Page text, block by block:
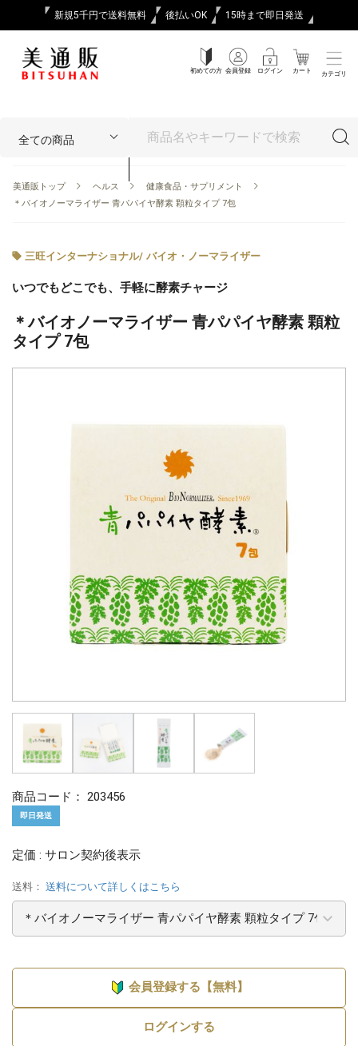
新規5千円で送料無料 後払いOK 15時まで即日発送
初めての方 会員登録 ログイン カート カテゴリ
美通販トップ ヘルス
健康食品・サプリメント
＊バイオノーマライザー 青パパイヤ酵素 顆粒タイプ 7包
三旺インターナショナル/ バイオ・ノーマライザー
いつでもどこでも、手軽に酵素チャージ
＊バイオノーマライザー 青パパイヤ酵素 顆粒
タイプ 7包
商品コード： 203456
即日発送
定価 : サロン契約後表示
送料： 送料について詳しくはこちら
会員登録する【無料】
ログインする